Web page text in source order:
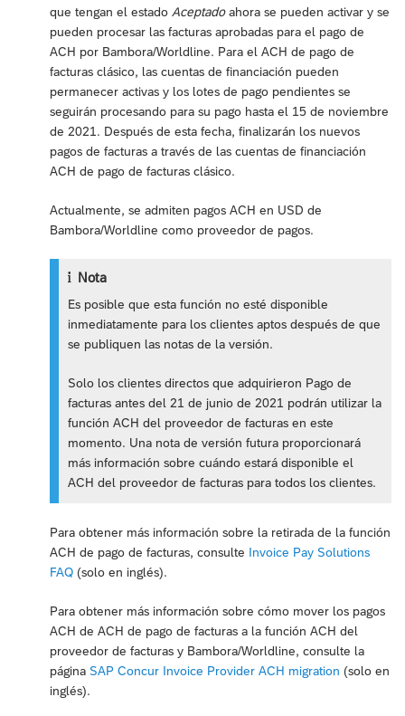
que tengan el estado Aceptadoahora se pueden activar y se
pueden procesar las facturas aprobadas para el pago de
ACH por Bambora/Worldline. Para el ACH de pago de
facturas clásico, las cuentas de financiación pueden
permanecer activas y los lotes de pago pendientes se
seguirán procesando para su pago hasta el 15 de noviembre
de 2021. Después de esta fecha, finalizarán los nuevos
pagos de facturas a través de las cuentas de financiación
ACH de pago de facturas clásico.
Actualmente, se admiten pagos ACH en USD de
Bambora/Worldline como proveedor de pagos.
Nota
Es posible que esta función no esté disponible
inmediatamente para los clientes aptos después de que
se publiquen las notas de la versión.
Solo los clientes directos que adquirieron Pago de
facturas antes del 21 de junio de 2021 podrán utilizar la
función ACH del proveedor de facturas en este
momento. Una nota de versión futura proporcionará
más información sobre cuándo estará disponible el
ACH del proveedor de facturas para todos los clientes.
Para obtener más información sobre la retirada de la función
ACH de pago de facturas, consulte Invoice Pay Solutions
FAQ (solo en inglés).
Para obtener más información sobre cómo mover los pagos
ACH de ACH de pago de facturas a la función ACH del
proveedor de facturas y Bambora/Worldline, consulte la
página SAP Concur Invoice Provider ACH migration (solo en
inglés).